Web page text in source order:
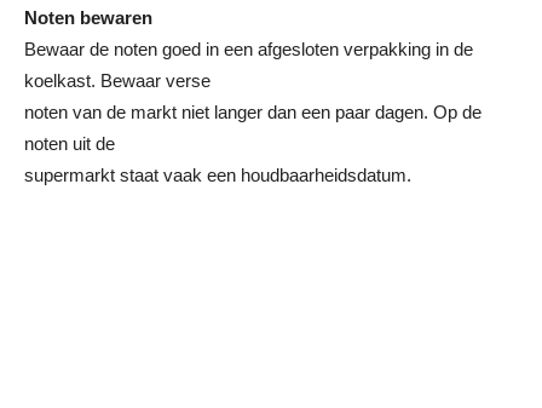
Noten bewaren
Bewaar de noten goed in een afgesloten verpakking in de
koelkast. Bewaar verse
noten van de markt niet langer dan een paar dagen. Op de
noten uit de
supermarkt staat vaak een houdbaarheidsdatum.